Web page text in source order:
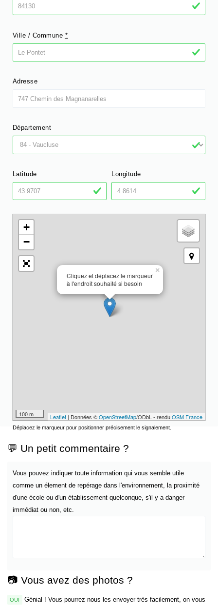
Ville / Commune *
Adresse
Département
Latitude Longitude
Cliquez et déplacez le marqueur
à l'endroit souhaité si besoin
×
+
−
100 m Leaflet | Données ©OpenStreetMap/ODbL - renduOSM France
Déplacez le marqueur pour positionner précisement le signalement.
💬 Un petit commentaire ?
Vous pouvez indiquer toute information qui vous semble utile
comme un élement de repérage dans l'environnement, la proximité
d'une école ou d'un établissement quelconque, s'il y a danger
immédiat ou non, etc.
📷 Vous avez des photos ?
OUI
Génial ! Vous pourrez nous les envoyer très facilement, on vous